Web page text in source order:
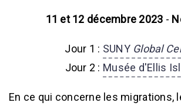
11 et 12 décembre 2023 -
Jour 1 : SUNY Global
Jour 2 : Musée d'Ellis
En ce qui concerne les migrations,